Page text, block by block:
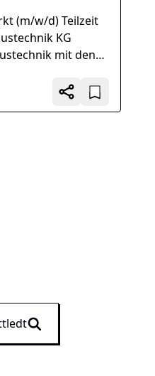
(m/w/d) Teilzeit
KG
mit den